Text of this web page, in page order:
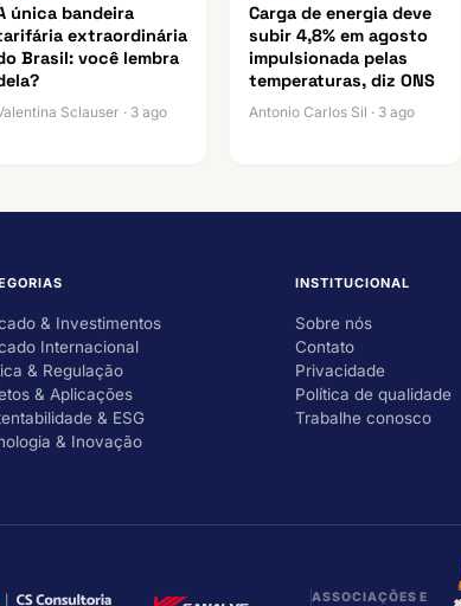
única bandeira
extraordinária
Brasil: você lembra
Sclauser · 3 ago
Carga de energia deve
subir 4,8% em agosto
impulsionada pelas
temperaturas, diz ONS
Antonio Carlos Sil · 3 ago
& Investimentos
Internacional
& Regulação
& Aplicações
& ESG
& Inovação
INSTITUCIONAL
Sobre nós
Contato
Privacidade
Política de qualidade
Trabalhe conosco
ASSOCIAÇÕES E